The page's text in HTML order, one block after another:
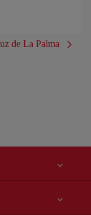
de La Palma